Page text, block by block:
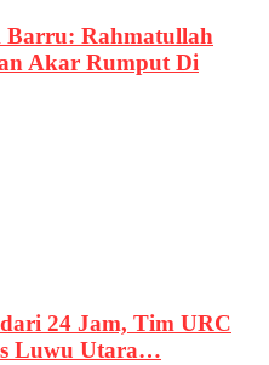
Barru: Rahmatullah
Akar Rumput Di
24 Jam, Tim URC
Luwu Utara…